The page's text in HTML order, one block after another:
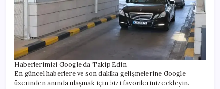
Haberlerimizi Google’da Takip Edin
En güncel haberlere ve son dakika gelişmelerine Google
üzerinden anında ulaşmak için bizi favorilerinize ekleyin.